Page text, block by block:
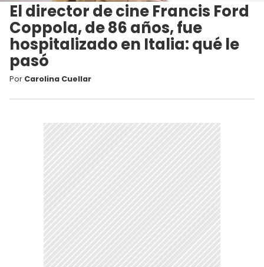
El director de cine Francis Ford
Coppola, de 86 años, fue
hospitalizado en Italia: qué le
pasó
Por Carolina Cuellar